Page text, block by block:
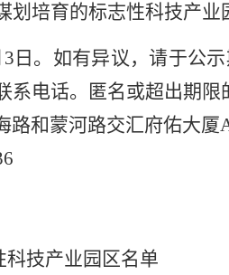
划培育的标志性科技产
3 日。如有异议，请于公
电话。匿名或超出期限
路和蒙河路交汇府佑大厦
科技产业园区名单